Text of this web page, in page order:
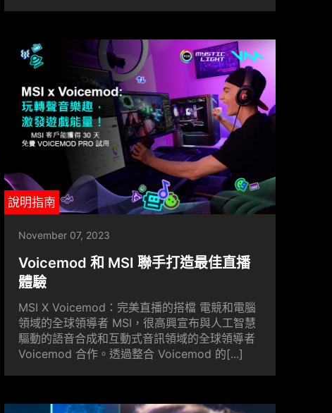
說明指南
November 07, 2023
Voicemod 和 MSI 聯手打造最佳直播
體驗
MSI X Voicemod：完美直播的搭檔 電競和電腦
領域的全球領導者 MSI，很高興宣布與人工智慧
驅動的語音合成和互動式音訊領域的全球領導者
Voicemod 合作。透過整合 Voicemod 的[...]